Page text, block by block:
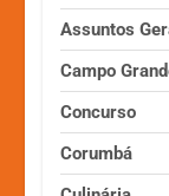
Assuntos
Campo
Concurso
Corumbá